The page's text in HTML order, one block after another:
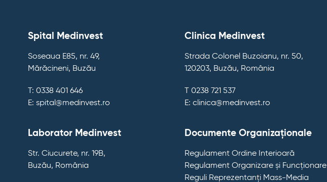
Spital Medinvest
Soseaua E85, nr. 49,
Mărăcineni, Buzău
T: 0338 401 646
E: spital@medinvest.ro
Clinica Medinvest
Strada Colonel Buzoianu, nr. 50,
120203, Buzău, România
T 0238 721 537
E: clinica@medinvest.ro
Laborator Medinvest
Str. Ciucurete, nr. 19B,
Buzău, România
Documente Organizaționale
Regulament Ordine Interioară
Regulament Organizare și Funcționare
Reguli Reprezentanți Mass-Media